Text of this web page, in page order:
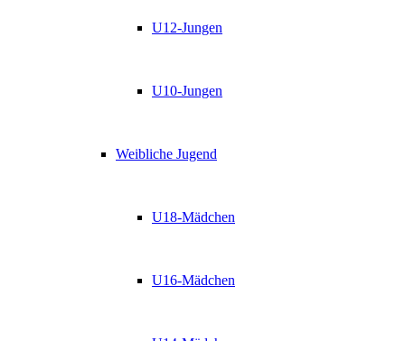
U12-Jungen
U10-Jungen
Weibliche Jugend
U18-Mädchen
U16-Mädchen